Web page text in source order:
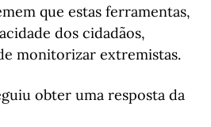
que estas ferramentas,
dos cidadãos,
monitorizar extremistas.
obter uma resposta da